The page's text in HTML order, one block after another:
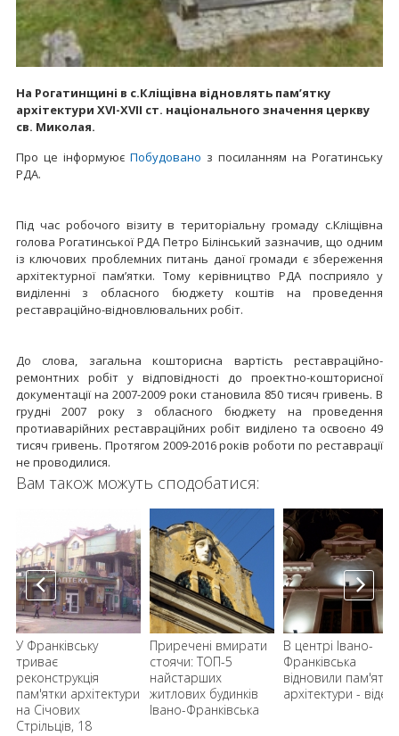
На Рогатинщині в с.Кліщівна відновлять пам’ятку
архітектури XVI-XVII ст. національного значення церкву
св. Миколая.
Про це інформуює Побудовано з посиланням на Рогатинську
РДА.
Під час робочого візиту в територіальну громаду с.Кліщівна
голова Рогатинської РДА Петро Білінський зазначив, що одним
із ключових проблемних питань даної громади є збереження
архітектурної пам’ятки. Тому керівництво РДА посприяло у
виділенні з обласного бюджету коштів на проведення
реставраційно-відновлювальних робіт.
До слова, загальна кошторисна вартість реставраційно-
ремонтних робіт у відповідності до проектно-кошторисної
документації на 2007-2009 роки становила 850 тисяч гривень. В
грудні 2007 року з обласного бюджету на проведення
протиаварійних реставраційних робіт виділено та освоєно 49
тисяч гривень. Протягом 2009-2016 років роботи по реставрації
не проводилися.
Вам також можуть сподобатися:
У Франківську
триває
реконструкція
пам'ятки архітектури
на Січових
Стрільців, 18
Приречені вмирати
стоячи: ТОП-5
найстарших
житлових будинків
Івано-Франківська
В центрі Івано-
Франківська
відновили пам'ятку
архітектури - відео